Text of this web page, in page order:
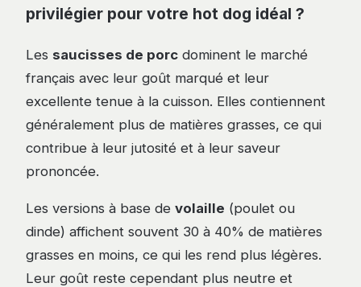
privilégier pour votre hot dog idéal ?
Les saucisses de porc dominent le marché
français avec leur goût marqué et leur
excellente tenue à la cuisson. Elles contiennent
généralement plus de matières grasses, ce qui
contribue à leur jutosité et à leur saveur
prononcée.
Les versions à base de volaille (poulet ou
dinde) affichent souvent 30 à 40% de matières
grasses en moins, ce qui les rend plus légères.
Leur goût reste cependant plus neutre et